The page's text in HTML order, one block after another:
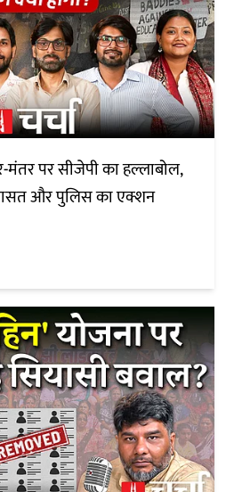
मंतर पर सीजेपी का हल्लाबोल,
और पुलिस का एक्शन